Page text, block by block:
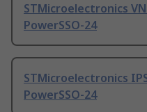
STMicroelectronics
PowerSSO-24
STMicroelectronics
PowerSSO-24